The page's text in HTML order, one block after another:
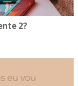
2?